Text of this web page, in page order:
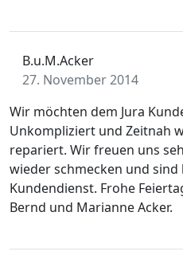
B.u.M.Acker
27. November 2014
Wir möchten dem Jura
Unkompliziert und Zeitnah
repariert. Wir freuen uns
wieder schmecken und
Kundendienst. Frohe
Bernd und Marianne Acker.